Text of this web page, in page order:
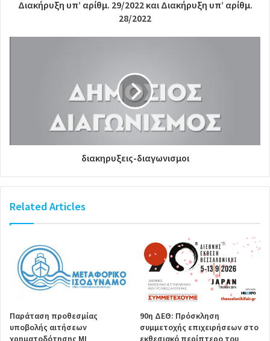
Διακήρυξη υπ’ αρίθμ. 29/2022 και Διακήρυξη υπ’ αρίθμ.
28/2022
διακηρυξεις-διαγωνισμοι
Related Articles
Παράταση προθεσμίας
υποβολής αιτήσεων
χρηματοδότησης ΜΙ
90η ΔΕΘ: Πρόσκληση
συμμετοχής επιχειρήσεων στο
εκθεσιακό περίπτερο του